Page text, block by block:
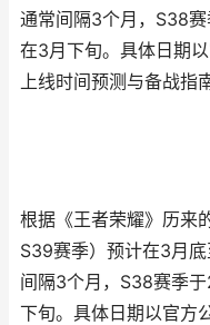
通常间隔3个月，S38
在3月下旬。具体日期
上线时间预测与备战指
根据《王者荣耀》历来
S39赛季）预计在3月
间隔3个月，S38赛季
下旬。具体日期以官方